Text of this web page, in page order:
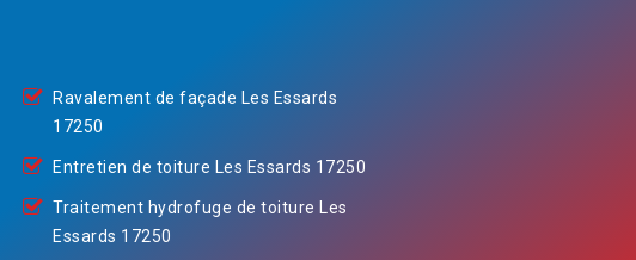
Ravalement de façade Les Essards
17250
Entretien de toiture Les Essards 17250
Traitement hydrofuge de toiture Les
Essards 17250